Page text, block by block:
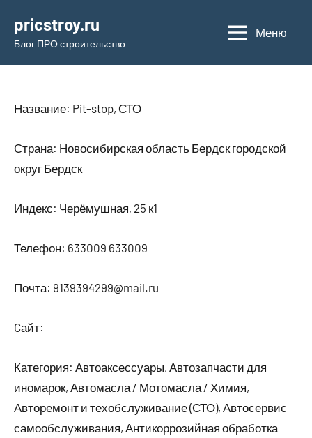
содержимому
pricstroy.ru
Блог ПРО строительство
Меню
Название: Pit-stop, СТО
Страна: Новосибирская область Бердск городской
округ Бердск
Индекс: Черёмушная, 25 к1
Телефон: 633009 633009
Почта: 9139394299@mail.ru
Cайт:
Категория: Автоаксессуары, Автозапчасти для
иномарок, Автомасла / Мотомасла / Химия,
Авторемонт и техобслуживание (СТО), Автосервис
самообслуживания, Антикоррозийная обработка